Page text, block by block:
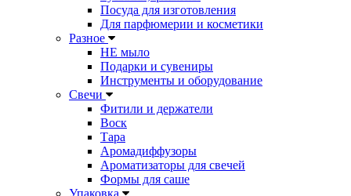
Посуда для изготовления
Для парфюмерии и косметики
Разное
НЕ мыло
Подарки и сувениры
Инструменты и оборудование
Свечи
Фитили и держатели
Воск
Тара
Аромадиффузоры
Ароматизаторы для свечей
Формы для саше